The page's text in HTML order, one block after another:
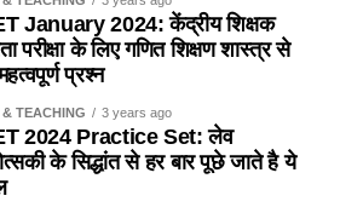
मध्य दिल्ली
दिल्ली उत्तर
दिल्ली दक्षिण
(Process) प्रक्रिया
प्रक्रिया
के लिए किस राज्य में होता है ?
January 2024: केंद्रीय शिक्षक
परीक्षा के लिए गणित शिक्षण शास्त्र से
प्रश्न
TEACHING 3 years ago
2024 Practice Set: लेव
के सिद्धांत से हर बार पूछे जाते है ये